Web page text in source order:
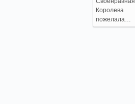
Королева
пожелала…